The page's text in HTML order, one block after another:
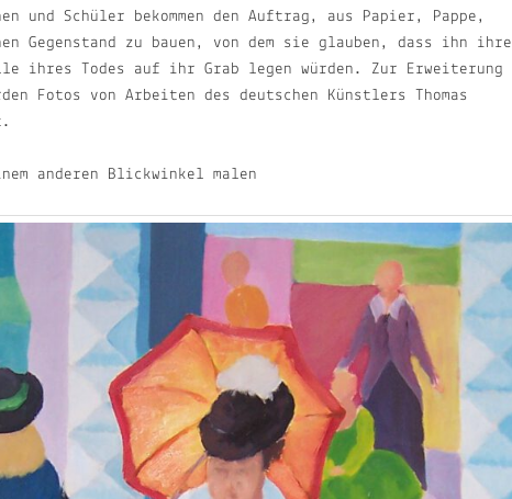
und Schüler bekommen den Auftrag, aus Papier, Pappe,
Gegenstand zu bauen, von dem sie glauben, dass ihn ihre
ihres Todes auf ihr Grab legen würden. Zur Erweiterung
Fotos von Arbeiten des deutschen Künstlers Thomas
anderen Blickwinkel malen